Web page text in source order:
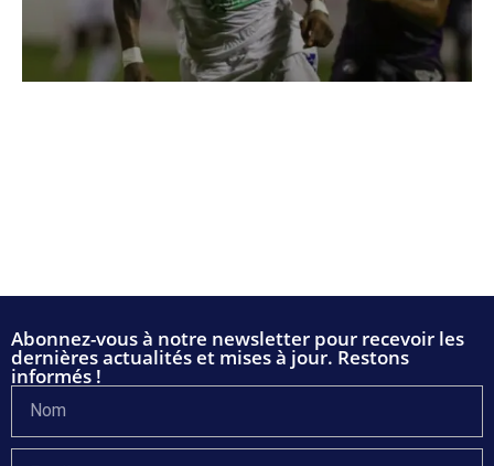
Abonnez-vous à notre newsletter pour recevoir les
dernières actualités et mises à jour. Restons
informés !